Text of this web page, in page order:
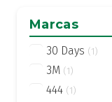
Marcas
30 Days (1)
3M (1)
444 (1)